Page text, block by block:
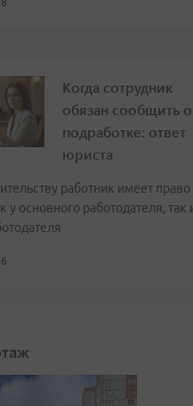
Когда сотрудник
обязан сообщить о
подработке: ответ
юриста
работник имеет право
у основного работодателя, так